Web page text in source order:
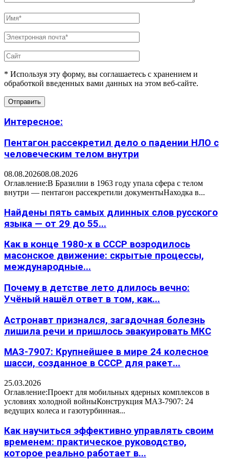
* Используя эту форму, вы соглашаетесь с хранением и
обработкой введенных вами данных на этом веб-сайте.
Интересное:
Пентагон рассекретил дело о падении НЛО с
человеческим телом внутри
08.08.202608.08.2026
Оглавление:В Бразилии в 1963 году упала сфера с телом
внутри — пентагон рассекретили документыНаходка в...
Найдены пять самых длинных слов русского
языка — от 29 до 55...
Как в конце 1980-х в СССР возродилось
масонское движение: скрытые процессы,
международные...
Почему в детстве лето длилось вечно:
Учёный нашёл ответ в том, как...
Астронавт признался, загадочная болезнь
лишила речи и пришлось эвакуировать МКС
МАЗ-7907: Крупнейшее в мире 24 колесное
шасси, созданное в СССР для ракет...
25.03.2026
Оглавление:Проект для мобильных ядерных комплексов в
условиях холодной войныКонструкция МАЗ-7907: 24
ведущих колеса и газотурбинная...
Как научиться эффективно управлять своим
временем: практическое руководство,
которое реально работает в...